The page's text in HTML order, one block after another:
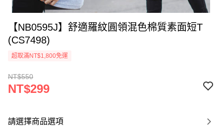
【NB0595J】舒適羅紋圓領混色棉質素面短T
(CS7498)
超取滿NT$1,800免運
NT$550
NT$299
請選擇商品選項